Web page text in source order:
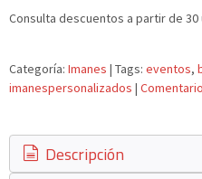
Consulta descuentos a partir de 30
Categoría: Imanes | Tags: eventos
imanespersonalizados |
Descripción